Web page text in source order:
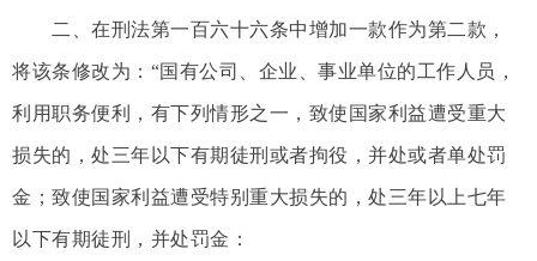
二、在刑法第一百六十六条中增加一款作为第二款，
将该条修改为：“国有公司、企业、事业单位的工作人员，
利用职务便利，有下列情形之一，致使国家利益遭受重大
损失的，处三年以下有期徒刑或者拘役，并处或者单处罚
金；致使国家利益遭受特别重大损失的，处三年以上七年
以下有期徒刑，并处罚金：